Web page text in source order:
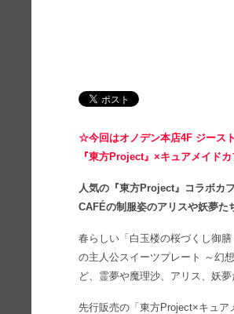
☆今回はオノデン本店4F ジース
『東方Project』×キュアメイド
人気の『東方Project』コラボカ
CAFÉの制服姿のアリスや妖夢た
春らしい「白玉楼の桜づくし御
の主人公スイーツプレート ～幻
ど、霊夢や魔理沙、アリス、妖
先行販売の「東方Project×キュ